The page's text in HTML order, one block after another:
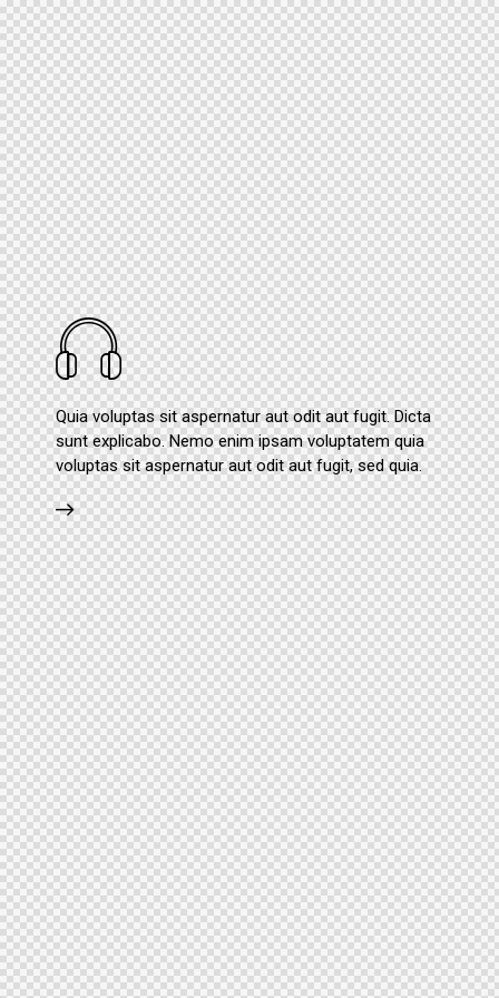
Quia voluptas sit aspernatur aut odit aut fugit. Dicta
sunt explicabo. Nemo enim ipsam voluptatem quia
voluptas sit aspernatur aut odit aut fugit, sed quia.